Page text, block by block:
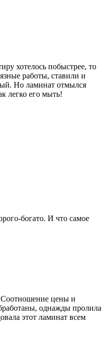
хотелось побыстрее, то
работы, ставили и
Но ламинат отмылся
легко его мыть!
богато. И что самое
Соотношение цены и
однажды пролила
этот ламинат всем